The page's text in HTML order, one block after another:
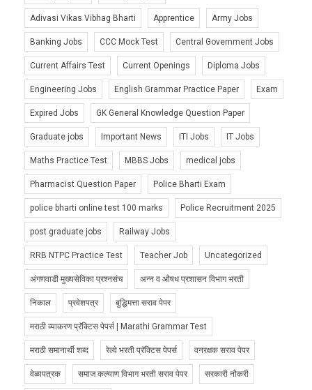
Adivasi Vikas Vibhag Bharti Apprentice Army Jobs
Banking Jobs CCC Mock Test Central Government Jobs
Current Affairs Test Current Openings Diploma Jobs
Engineering Jobs English Grammar Practice Paper Exam
Expired Jobs GK General Knowledge Question Paper
Graduate jobs Important News ITI Jobs IT Jobs
Maths Practice Test MBBS Jobs medical jobs
Pharmacist Question Paper Police Bharti Exam
police bharti online test 100 marks Police Recruitment 2025
post graduate jobs Railway Jobs
RRB NTPC Practice Test Teacher Job Uncategorized
अंगणवाडी मुख्यसेविका प्रश्नसंच अन्न व औषध प्रशासन विभाग भरती
निकाल प्रवेशपत्र बुद्धिमत्ता सराव पेपर
मराठी व्याकरण प्रॅक्टिस पेपर्स | Marathi Grammar Test
मराठी समानार्थी शब्द रेल्वे भरती प्रॅक्टिस पेपर्स वनरक्षक सराव पेपर
वेळापत्रक समाज कल्याण विभाग भरती सराव पेपर सरकारी नौकरी